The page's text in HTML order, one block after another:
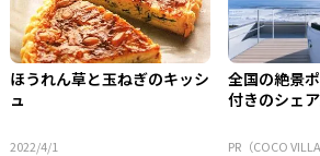
ほうれん草と玉ねぎのキッシ
ュ
2022/4/1
全国の絶景
付きのシェ
PR（COCO